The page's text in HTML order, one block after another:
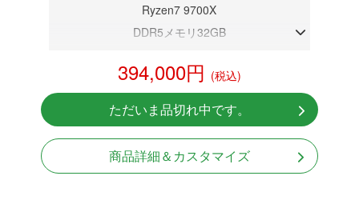
Ryzen7 9700X
DDR5メモリ32GB
NVMeSSD 1TB
無線LAN Bluetooth対応
Windows11 Home 64bit
LCDスクリーン搭載
394,000円 (税込)
ただいま品切れ中です。
商品詳細＆カスタマイズ